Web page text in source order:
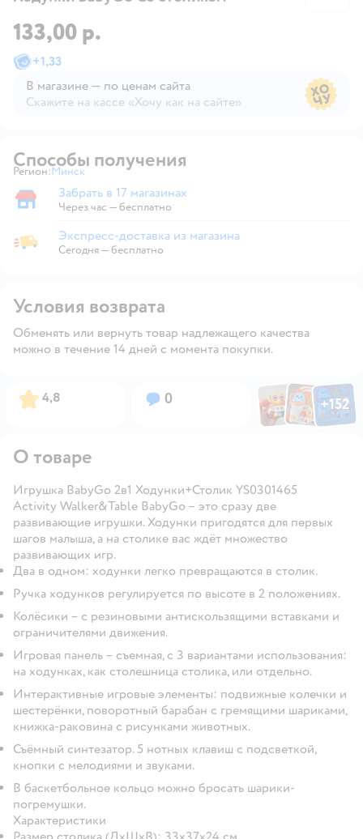
133,00 р.
+1,33
В магазине — по ценам сайта
Скажите на кассе «Хочу как на сайте»
Способы получения
Регион: Выбор адреса доставки.
Минск
Забрать в магазине
Забрать в 17 магазинах
Через час — бесплатно
Экспресс-доставка из магазина
Экспресс-доставка из магазина
Сегодня—бесплатно
Условия возврата
Обменять или вернуть товар надлежащего качества
можно в течение 14 дней с момента покупки.
Рейтинг:
4,8 Вопросов:
0 ФотоФотоФото
+152
Открыть
О товаре
Игрушка BabyGo 2в1 Ходунки+Столик YS0301465
Activity Walker&Table BabyGo – это сразу две
развивающие игрушки. Ходунки пригодятся для первых
шагов малыша, а на столике вас ждёт множество
развивающих игр.
Два в одном: ходунки легко превращаются в столик.
Ручка ходунков регулируется по высоте в 2 положениях.
Колёсики – с резиновыми антискользящими вставками и
ограничителями движения.
Игровая панель – съемная, с 3 вариантами использования:
на ходунках, как столешница столика, или отдельно.
Интерактивные игровые элементы: подвижные колечки и
шестерёнки, поворотный барабан с гремящими шариками,
книжка-раковина с рисунками животных.
Съёмный синтезатор. 5 нотных клавиш с подсветкой,
кнопки с мелодиями и звуками.
В баскетбольное кольцо можно бросать шарики-
погремушки.
Характеристики